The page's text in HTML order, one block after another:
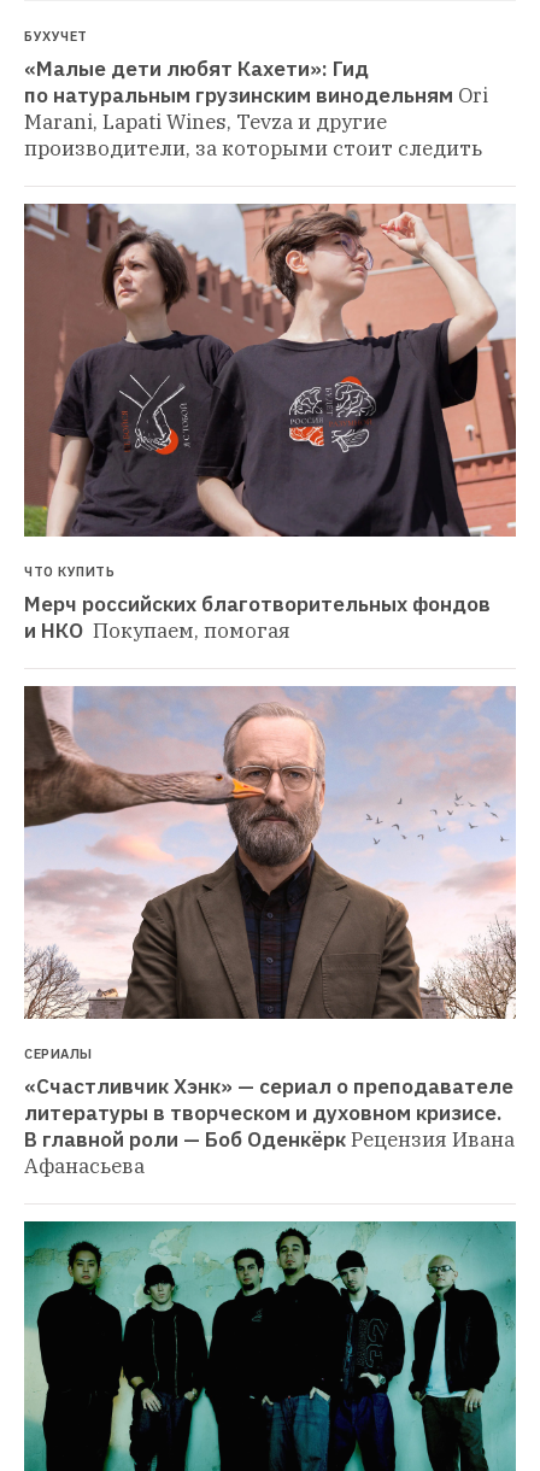
БУХУЧЕТ
«Малые дети любят Кахети»: Гид
по натуральным грузинским винодельням Ori
Marani, Lapati Wines, Tevza и другие
производители, за которыми стоит следить
ЧТО КУПИТЬ
Мерч российских благотворительных фондов
и НКО Покупаем, помогая
СЕРИАЛЫ
«Счастливчик Хэнк» — сериал о преподавателе
литературы в творческом и духовном кризисе.
В главной роли — Боб ОденкёркРецензия Ивана
Афанасьева